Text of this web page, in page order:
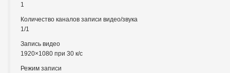
1
Количество каналов записи видео/звука
1/1
Запись видео
1920×1080 при 30 к/с
Режим записи